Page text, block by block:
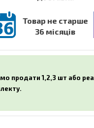
Товар не старше
36 місяців
продати 1,2,3 шт або